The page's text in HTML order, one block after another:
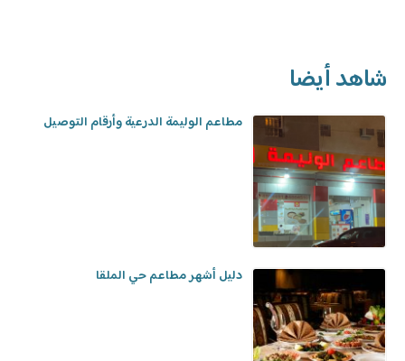
شاهد أيضا
مطاعم الوليمة الدرعية وأرقام التوصيل
دليل أشهر مطاعم حي الملقا